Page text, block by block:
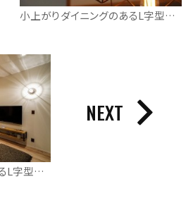
小上がりダイニングのあるL字型の平屋
小上がりダイニングのあるL字型の平屋
NEXT